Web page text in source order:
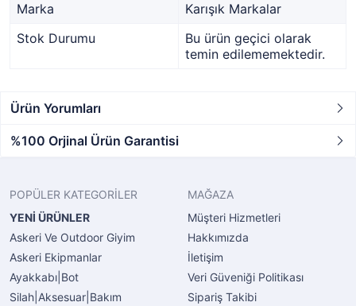
Marka
Karışık Markalar
Stok Durumu
Bu ürün geçici olarak
temin edilememektedir.
Ürün Yorumları
%100 Orjinal Ürün Garantisi
POPÜLER KATEGORİLER
YENİ ÜRÜNLER
Askeri Ve Outdoor Giyim
Askeri Ekipmanlar
Ayakkabı|Bot
Silah|Aksesuar|Bakım
MAĞAZA
Müşteri Hizmetleri
Hakkımızda
İletişim
Veri Güveniği Politikası
Sipariş Takibi